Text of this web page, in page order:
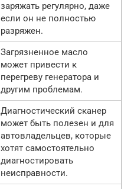
заряжать регулярно, даже
если он не полностью
разряжен.
Загрязненное масло
может привести к
перегреву генератора и
другим проблемам.
Диагностический сканер
может быть полезен и для
автовладельцев, которые
хотят самостоятельно
диагностировать
неисправности.